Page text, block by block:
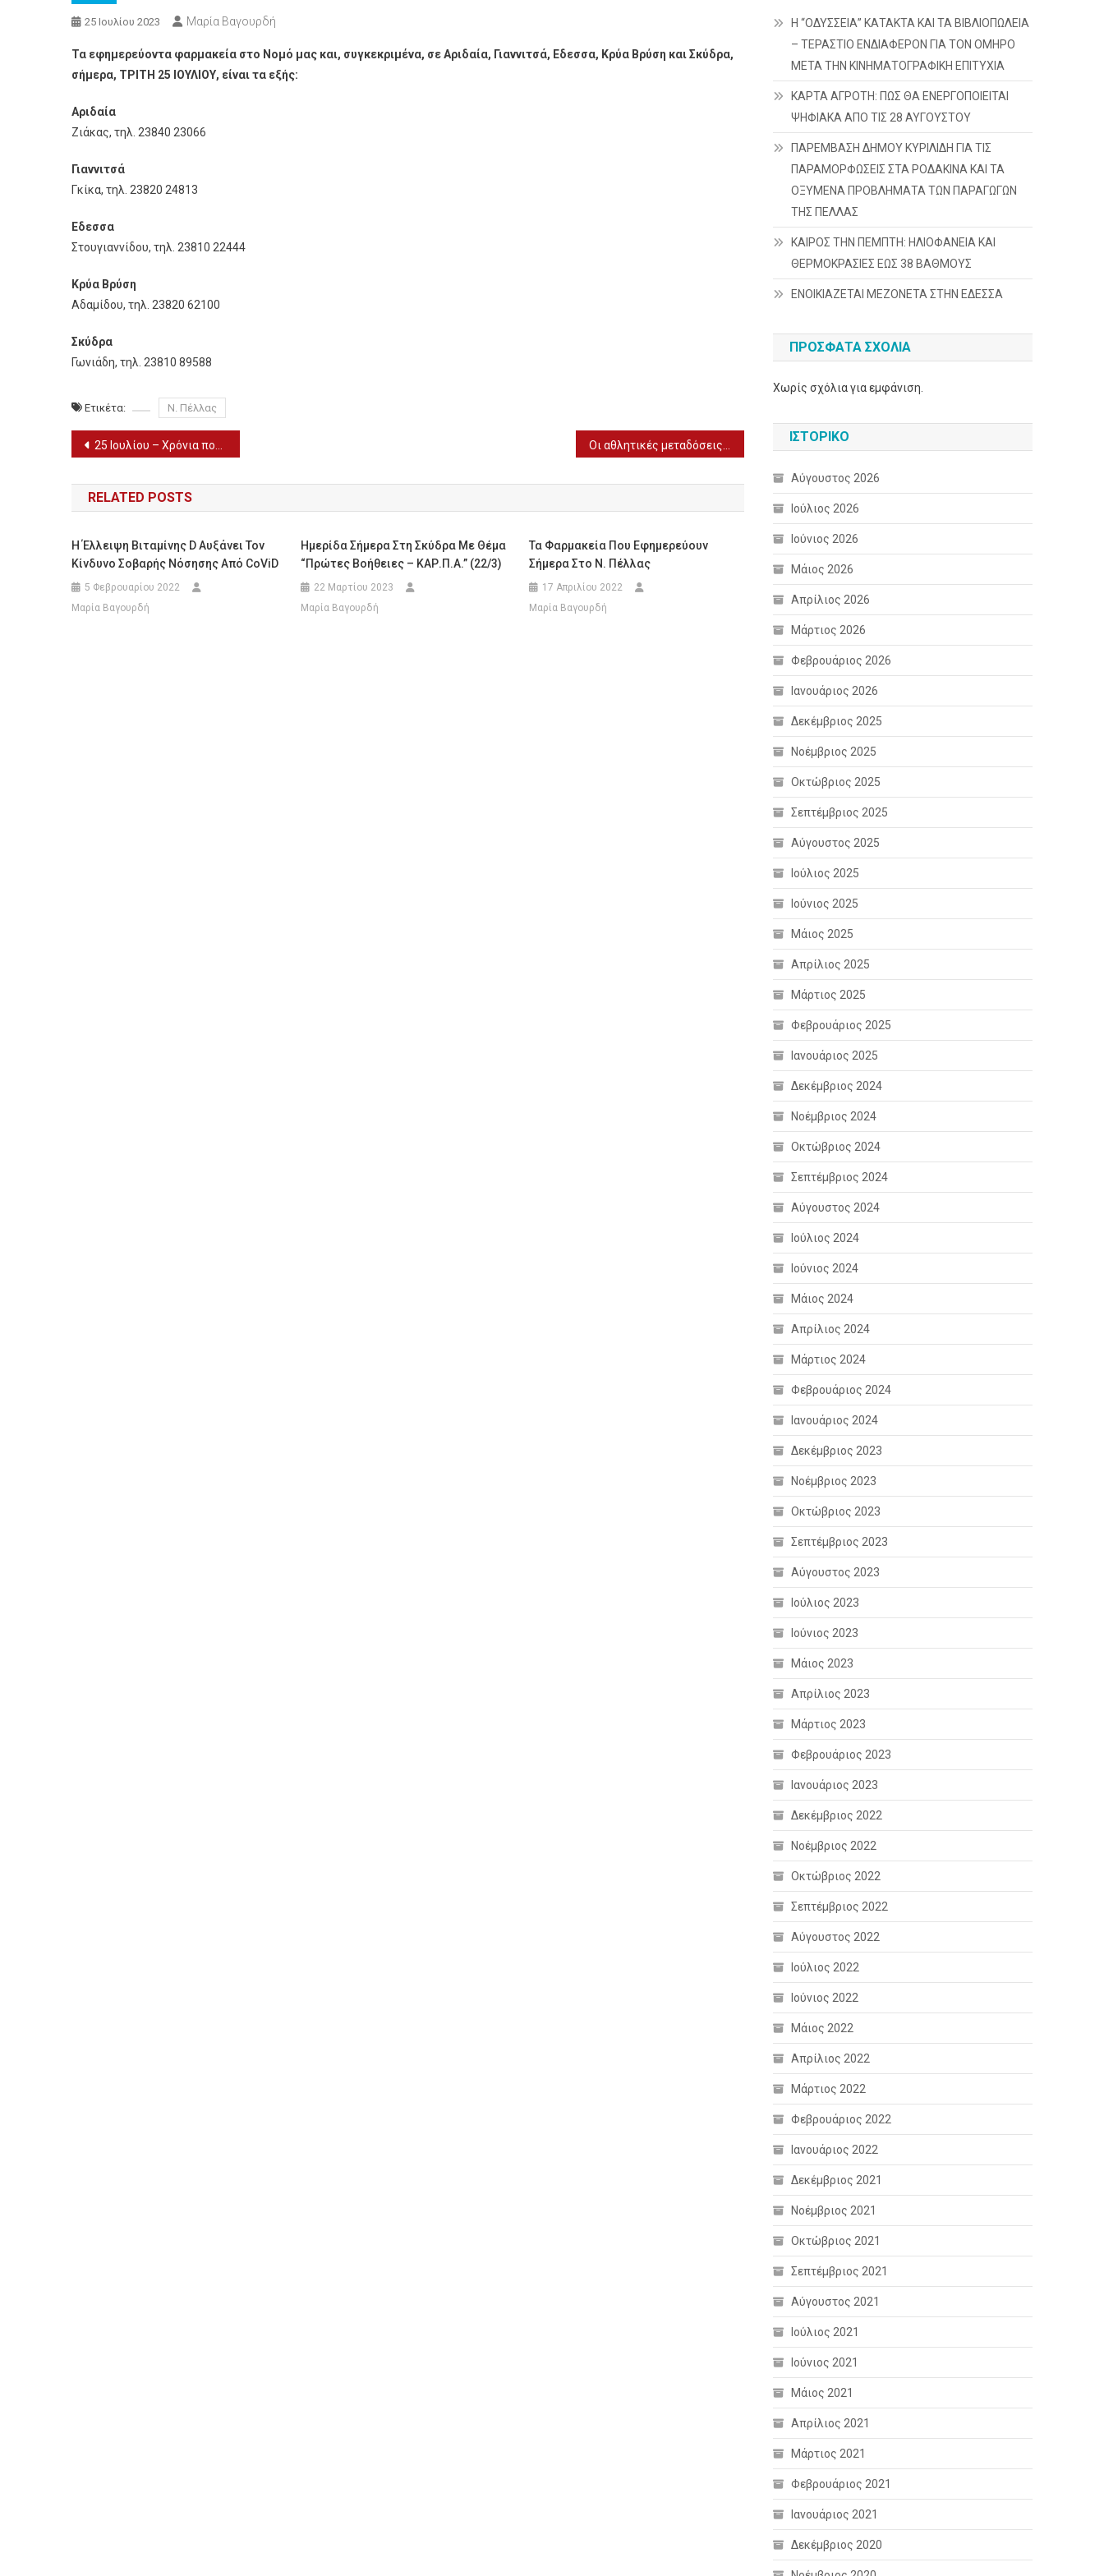
25 Ιουλίου 2023 Μαρία Βαγουρδή
Τα εφημερεύοντα φαρμακεία στο Νομό μας και, συγκεκριμένα, σε Αριδαία, Γιαννιτσά, Εδεσσα, Κρύα Βρύση και Σκύδρα,
σήμερα, TΡITH 25 ΙΟΥΛΙΟΥ, είναι τα εξής:
Αριδαία
Ζιάκας, τηλ. 23840 23066
Γιαννιτσά
Γκίκα, τηλ. 23820 24813
Εδεσσα
Στουγιαννίδου, τηλ. 23810 22444
Κρύα Βρύση
Αδαμίδου, τηλ. 23820 62100
Σκύδρα
Γωνιάδη, τηλ. 23810 89588
Ετικέτα: Ν. Πέλλας
Πλοήγηση
άρθρων
25 Ιουλίου – Χρόνια πολλά Αννα, Ανναμαρία, Ευπραξία, Ολυμπία Οι αθλητικές μεταδόσεις της ημέρας (25/7)
RELATED POSTS
Η Έλλειψη Βιταμίνης D Αυξάνει Τον
Κίνδυνο Σοβαρής Νόσησης Από CoViD
5 Φεβρουαρίου 2022
Μαρία Βαγουρδή
Hμερίδα Σήμερα Στη Σκύδρα Με Θέμα
“Πρώτες Βοήθειες – ΚΑΡ.Π.Α.” (22/3)
22 Μαρτίου 2023
Μαρία Βαγουρδή
Τα Φαρμακεία Που Εφημερεύουν
Σήμερα Στο Ν. Πέλλας
17 Απριλίου 2022
Μαρία Βαγουρδή
Η “ΟΔΥΣΣΕΙΑ” ΚΑΤΑΚΤΑ ΚΑΙ ΤΑ ΒΙΒΛΙΟΠΩΛΕΙΑ
– ΤΕΡΑΣΤΙΟ ΕΝΔΙΑΦΕΡΟΝ ΓΙΑ ΤΟΝ ΟΜΗΡΟ
ΜΕΤΑ ΤΗΝ ΚΙΝΗΜΑΤΟΓΡΑΦΙΚΗ ΕΠΙΤΥΧΙΑ
ΚΑΡΤΑ ΑΓΡΟΤΗ: ΠΩΣ ΘΑ ΕΝΕΡΓΟΠΟΙΕΙΤΑΙ
ΨΗΦΙΑΚΑ ΑΠΟ ΤΙΣ 28 ΑΥΓΟΥΣΤΟΥ
ΠΑΡΕΜΒΑΣΗ ΔΗΜΟΥ ΚΥΡΙΛΙΔΗ ΓΙΑ ΤΙΣ
ΠΑΡΑΜΟΡΦΩΣΕΙΣ ΣΤΑ ΡΟΔΑΚΙΝΑ ΚΑΙ ΤΑ
ΟΞΥΜΕΝΑ ΠΡΟΒΛΗΜΑΤΑ ΤΩΝ ΠΑΡΑΓΩΓΩΝ
ΤΗΣ ΠΕΛΛΑΣ
ΚΑΙΡΟΣ ΤΗΝ ΠΕΜΠΤΗ: ΗΛΙΟΦΑΝΕΙΑ ΚΑΙ
ΘΕΡΜΟΚΡΑΣΙΕΣ ΕΩΣ 38 ΒΑΘΜΟΥΣ
ΕΝΟΙΚΙΑΖΕΤΑΙ ΜΕΖΟΝΕΤΑ ΣΤΗΝ ΕΔΕΣΣΑ
ΠΡΌΣΦΑΤΑ ΣΧΌΛΙΑ
Χωρίς σχόλια για εμφάνιση.
ΙΣΤΟΡΙΚΌ
Αύγουστος 2026
Ιούλιος 2026
Ιούνιος 2026
Μάιος 2026
Απρίλιος 2026
Μάρτιος 2026
Φεβρουάριος 2026
Ιανουάριος 2026
Δεκέμβριος 2025
Νοέμβριος 2025
Οκτώβριος 2025
Σεπτέμβριος 2025
Αύγουστος 2025
Ιούλιος 2025
Ιούνιος 2025
Μάιος 2025
Απρίλιος 2025
Μάρτιος 2025
Φεβρουάριος 2025
Ιανουάριος 2025
Δεκέμβριος 2024
Νοέμβριος 2024
Οκτώβριος 2024
Σεπτέμβριος 2024
Αύγουστος 2024
Ιούλιος 2024
Ιούνιος 2024
Μάιος 2024
Απρίλιος 2024
Μάρτιος 2024
Φεβρουάριος 2024
Ιανουάριος 2024
Δεκέμβριος 2023
Νοέμβριος 2023
Οκτώβριος 2023
Σεπτέμβριος 2023
Αύγουστος 2023
Ιούλιος 2023
Ιούνιος 2023
Μάιος 2023
Απρίλιος 2023
Μάρτιος 2023
Φεβρουάριος 2023
Ιανουάριος 2023
Δεκέμβριος 2022
Νοέμβριος 2022
Οκτώβριος 2022
Σεπτέμβριος 2022
Αύγουστος 2022
Ιούλιος 2022
Ιούνιος 2022
Μάιος 2022
Απρίλιος 2022
Μάρτιος 2022
Φεβρουάριος 2022
Ιανουάριος 2022
Δεκέμβριος 2021
Νοέμβριος 2021
Οκτώβριος 2021
Σεπτέμβριος 2021
Αύγουστος 2021
Ιούλιος 2021
Ιούνιος 2021
Μάιος 2021
Απρίλιος 2021
Μάρτιος 2021
Φεβρουάριος 2021
Ιανουάριος 2021
Δεκέμβριος 2020